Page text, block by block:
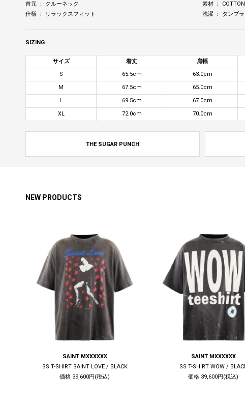
首元 ： クルーネック
仕様 ： リラックスフィット
素材 ：
洗濯 ： タンブ
SIZING
サイズ 着丈 肩幅
S
65.5cm 63.0cm
M
67.5cm 65.0cm
L
69.5cm 67.0cm
XL
72.0cm 70.0cm
THE SUGAR PUNCH
NEW PRODUCTS
SAINT MXXXXXX
SS T-SHIRT SAINT LOVE / BLACK
価格 39,600円(税込)
SAINT MXXXXXX
SS T-SHIRT WOW /
価格 39,600円(税込)